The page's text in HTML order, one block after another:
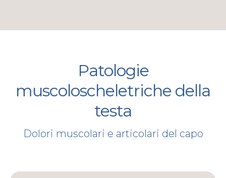
Patologie
muscoloscheletriche della
testa
Dolori muscolari e articolari del capo